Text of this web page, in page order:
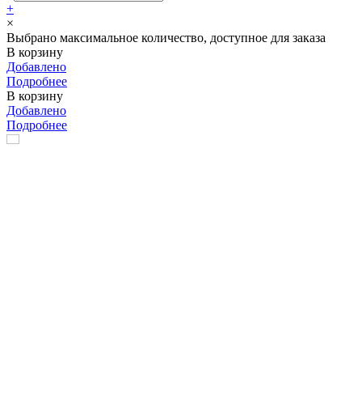
+
×
Выбрано максимальное количество, доступное для заказа
В корзину
Добавлено
Подробнее
В корзину
Добавлено
Подробнее